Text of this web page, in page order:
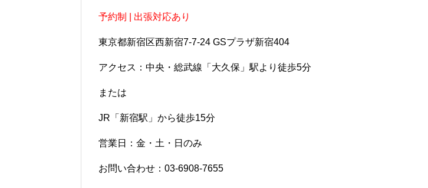
予約制 | 出張対応あり
東京都新宿区西新宿7-7-24 GSプラザ新宿404
アクセス：中央・総武線「大久保」駅より徒歩5分
または
JR「新宿駅」から徒歩15分
営業日：金・土・日のみ
お問い合わせ：03-6908-7655